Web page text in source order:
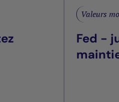
Valeurs
Fed -